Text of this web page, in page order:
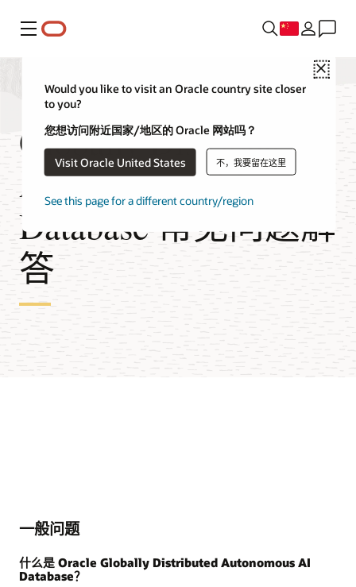
菜单
Close
Would you like to visit an Oracle country site closer
to you?
您想访问附近国家/地区的 Oracle 网站吗？
Visit Oracle United States 不，我要留在这里
See this page for a different country/region
Globally Distributed
Autonomous AI
Database 常见问题解
答
一般问题
什么是 Oracle Globally Distributed Autonomous AI
Database？